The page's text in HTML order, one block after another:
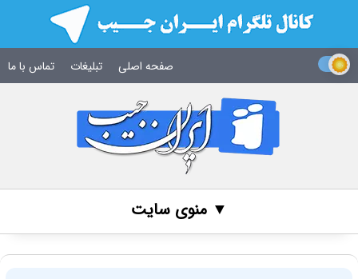
صفحه اصلی تبلیغات تماس با ما
▼ منوی سایت